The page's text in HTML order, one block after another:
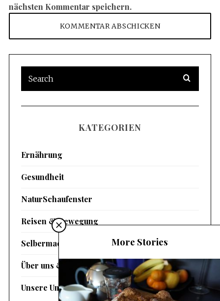
nächsten Kommentar speichern.
KATEGORIEN
Ernährung
Gesundheit
NaturSchaufenster
Reisen & Bewegung
Selbermachen
Über uns & Magazin
Unsere Umwelt
More Stories